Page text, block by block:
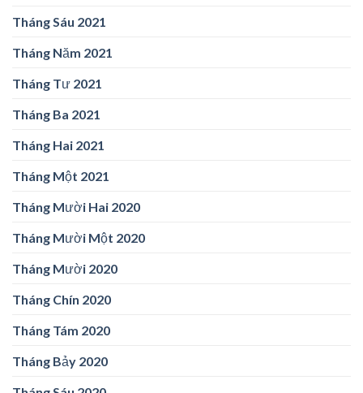
Tháng Sáu 2021
Tháng Năm 2021
Tháng Tư 2021
Tháng Ba 2021
Tháng Hai 2021
Tháng Một 2021
Tháng Mười Hai 2020
Tháng Mười Một 2020
Tháng Mười 2020
Tháng Chín 2020
Tháng Tám 2020
Tháng Bảy 2020